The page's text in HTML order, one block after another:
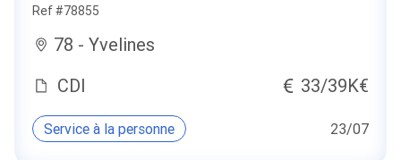
Ref #78855
78 - Yvelines
CDI
33/39K€
Service à la personne 23/07